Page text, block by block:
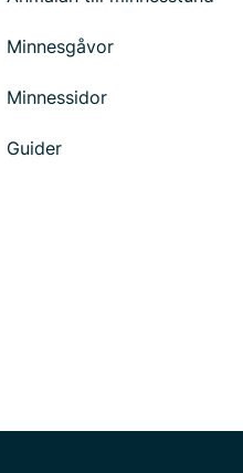
Minnesgåvor
Minnessidor
Guider